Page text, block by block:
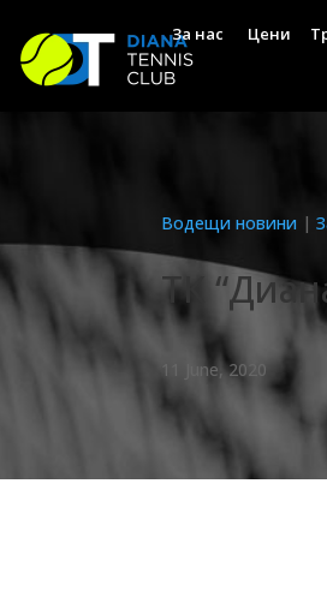
За нас Цени
Водещи новини |
ТК
11 June, 2020